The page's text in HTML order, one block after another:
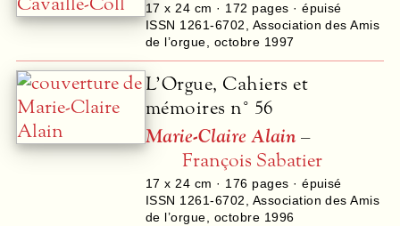
17 x 24 cm · 172 pages · épuisé
ISSN 1261-6702, Association des Amis
de l’orgue, octobre 1997
L’Orgue, Cahiers et
mémoires n° 56
Marie-Claire Alain –
François Sabatier
17 x 24 cm · 176 pages · épuisé
ISSN 1261-6702, Association des Amis
de l’orgue, octobre 1996